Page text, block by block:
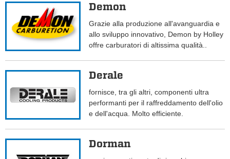
Demon
Grazie alla produzione all'avanguardia e
allo sviluppo innovativo, Demon by Holley
offre carburatori di altissima qualità..
Derale
fornisce, tra gli altri, componenti ultra
performanti per il raffreddamento dell'olio
e dell'acqua. Molto efficiente.
Dorman